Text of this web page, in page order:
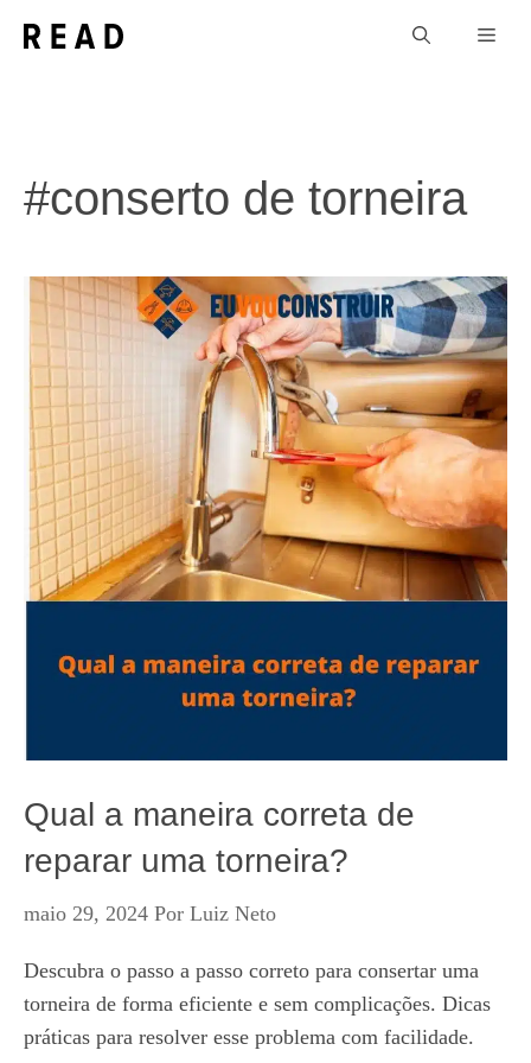
para
#conserto de torneira
Qual a maneira correta de
reparar uma torneira?
maio 29, 2024 Por Luiz Neto
Descubra o passo a passo correto para consertar uma
torneira de forma eficiente e sem complicações. Dicas
práticas para resolver esse problema com facilidade.